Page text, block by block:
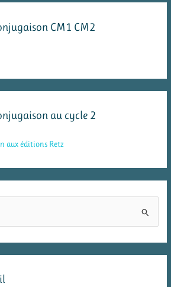
CM1 CM2
au cycle 2